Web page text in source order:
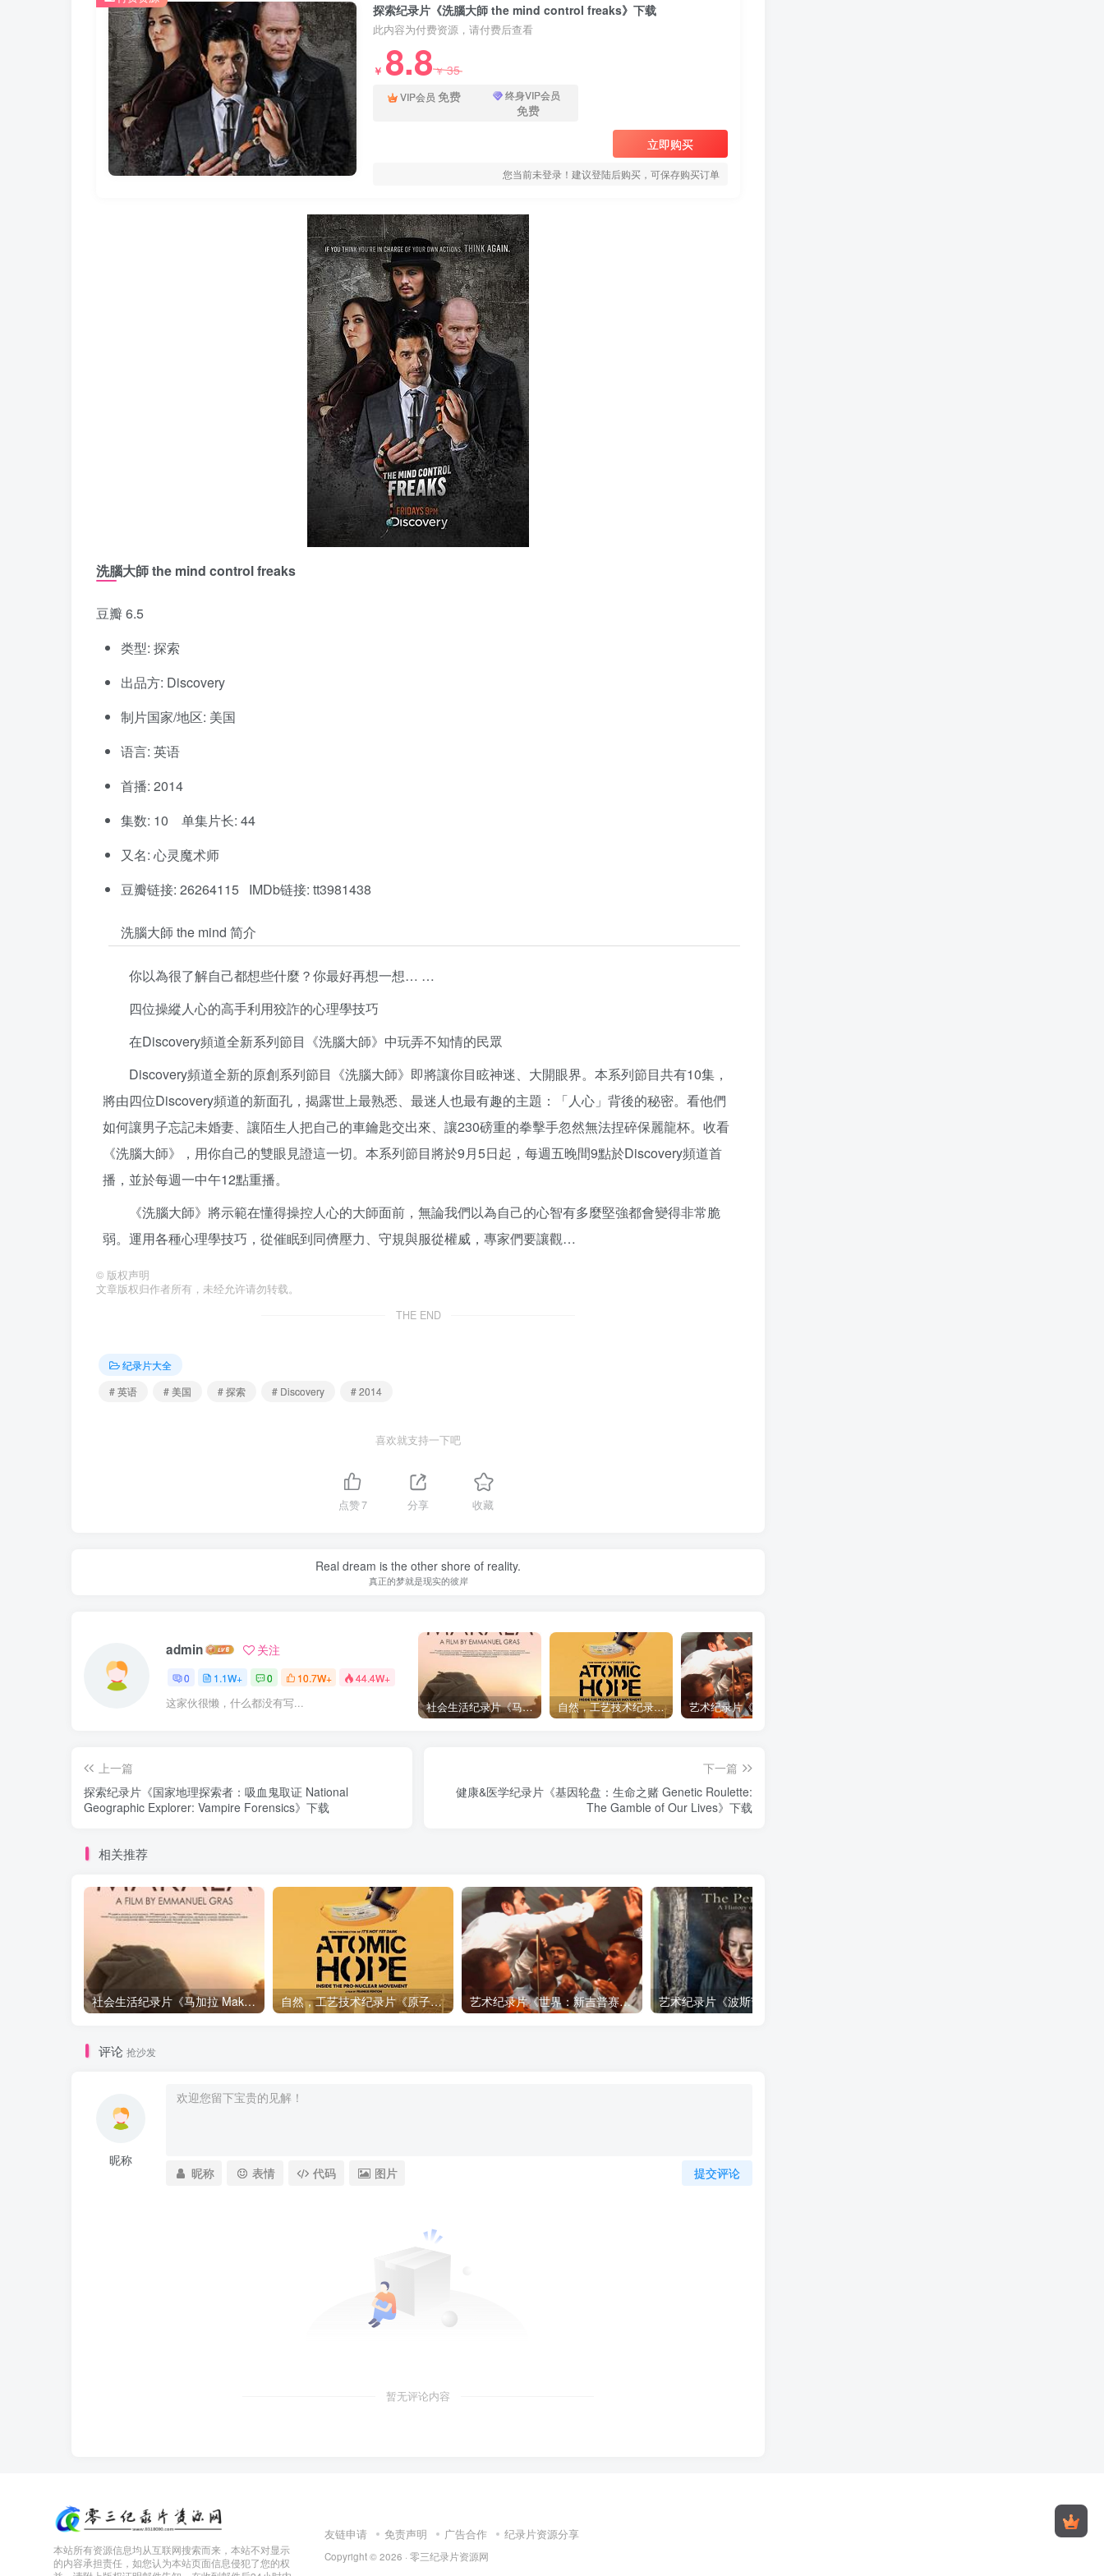
探索纪录片《洗腦大師 the mind control freaks》下载
此内容为付费资源，请付费后查看
￥ 8.8￥35
VIP会员 免费 终身VIP会员
免费
立即购买
您当前未登录！建议登陆后购买，可保存购买订单
洗腦大師 the mind control freaks
豆瓣 6.5
类型: 探索
出品方: Discovery
制片国家/地区: 美国
语言: 英语
首播: 2014
集数: 10 单集片长: 44
又名: 心灵魔术师
豆瓣链接: 26264115 IMDb链接: tt3981438
洗腦大師 the mind 简介
你以為很了解自己都想些什麼？你最好再想一想… …
四位操縱人心的高手利用狡詐的心理學技巧
在Discovery頻道全新系列節目《洗腦大師》中玩弄不知情的民眾
Discovery頻道全新的原創系列節目《洗腦大師》即將讓你目眩神迷、大開眼界。本系列節目共有10集，
將由四位Discovery頻道的新面孔，揭露世上最熟悉、最迷人也最有趣的主題：「人心」背後的秘密。看他們
如何讓男子忘記未婚妻、讓陌生人把自己的車鑰匙交出來、讓230磅重的拳擊手忽然無法捏碎保麗龍杯。收看
《洗腦大師》，用你自己的雙眼見證這一切。本系列節目將於9月5日起，每週五晚間9點於Discovery頻道首
播，並於每週一中午12點重播。
《洗腦大師》將示範在懂得操控人心的大師面前，無論我們以為自己的心智有多麼堅強都會變得非常脆
弱。運用各種心理學技巧，從催眠到同儕壓力、守規與服從權威，專家們要讓觀…
© 版权声明
文章版权归作者所有，未经允许请勿转载。
THE END
纪录片大全
# 英语
# 美国 # 探索 # Discovery # 2014
喜欢就支持一下吧
点赞7 分享 收藏
Real dream is the other shore of reality.
真正的梦就是现实的彼岸
admin 关注
0 1.1W+ 0 10.7W+ 44.4W+
这家伙很懒，什么都没有写... 社会生活纪录片《马加拉 Makala》下载 自然，工艺技术纪录片《原子能的希望 Atomic Hope – Inside the Pro-Nuclear Movement》下载
上一篇
探索纪录片《国家地理探索者：吸血鬼取证 National
Geographic Explorer: Vampire Forensics》下载
下一篇
健康&医学纪录片《基因轮盘：生命之赌 Genetic Roulette:
The Gamble of Our Lives》下载
相关推荐
社会生活纪录片《马加拉 Makala》下载 自然，工艺技术纪录片《原子能的希望 Atomic Hope – Inside the Pro-Nuclear Movement》下载 艺术纪录片《世界：新吉普赛之王 This World: The New Gypsy Kings》下载
评论 抢沙发
昵称
提交评论
昵称 表情 代码 图片
暂无评论内容
本站所有资源信息均从互联网搜索而来，本站不对显示
的内容承担责任，如您认为本站页面信息侵犯了您的权
友链申请 免责声明 广告合作 纪录片资源分享
Copyright © 2026 · 零三纪录片资源网